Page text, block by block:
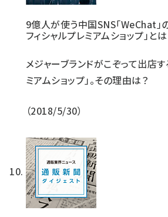
9億人が使う中国SNS「WeChat」
フィシャルプレミアムショップ」とは
メジャーブランドがこぞって出店す
ミアムショップ」。その理由は？
2018/5/30